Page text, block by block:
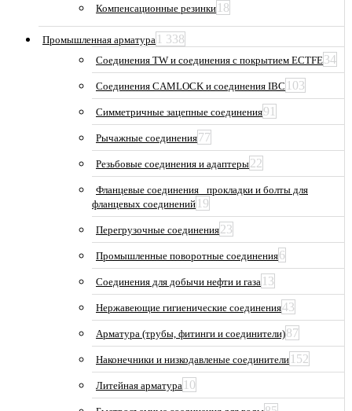
Компенсационные резинки 18
Промышленная арматура 1 338
Соединения TW и соединения с покрытием ECTFE34
Соединения CAMLOCK и соединения IBC 103
Симметричные зацепные соединения91
Рычажные соединения77
Резьбовые соединения и адаптеры22
Фланцевые соединения_ прокладки и болты для
фланцевых соединений 19
Перегрузочные соединения23
Промышленные поворотные соединения6
Соединения для добычи нефти и газа 13
Нержавеющие гигиенические соединения43
Арматура (трубы, фитинги и соединители)87
Наконечники и низкодавленые соединители 152
Литейная арматура 10